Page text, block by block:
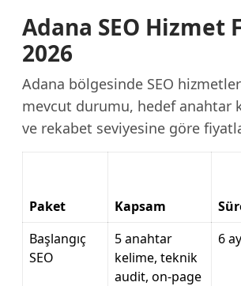
Adana SEO Hizmet
2026
Adana bölgesinde SEO
mevcut durumu, hedef anahtar
ve rekabet seviyesine göre
Paket Kapsam
Başlangıç
SEO
5 anahtar
kelime, teknik
audit, on-page
6 ay